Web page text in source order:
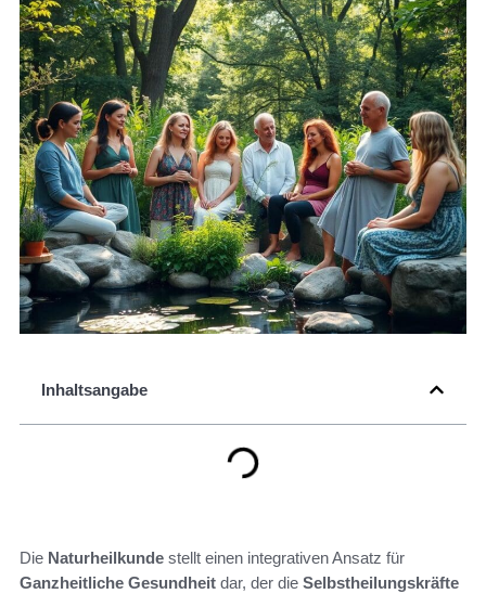
Inhaltsangabe
Die Naturheilkunde stellt einen integrativen Ansatz für
Ganzheitliche Gesundheit dar, der die Selbstheilungskräfte